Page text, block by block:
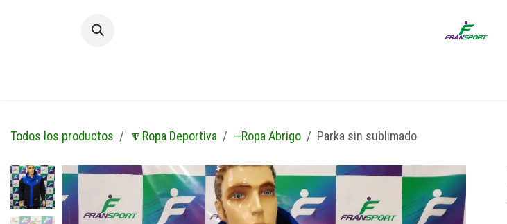
Todos los productos 🔽Ropa Deportiva —Ropa Abrigo Parka sin sublimado